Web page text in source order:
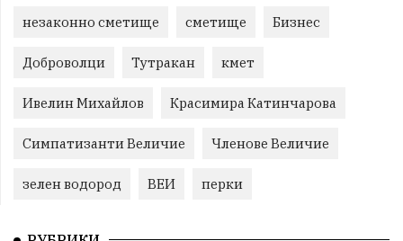
незаконно сметище сметище Бизнес
Доброволци Тутракан кмет
Ивелин Михайлов Красимира Катинчарова
Симпатизанти Величие Членове Величие
зелен водород ВЕИ перки